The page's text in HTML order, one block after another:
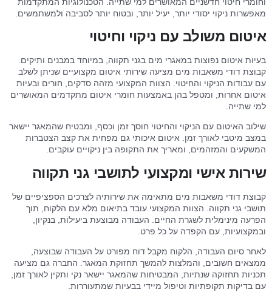
מאפשרות ניקוי יסודי יותר, יעיל יותר, ובטוח יותר לסביבה ולמשתמשים.
איטום משולב עם ניקוי וחיטוי
בעיות איטום נפוצות במאגרי מים בגני תקווה, במיוחד במבנים ותיקים.
קבוצת דודי משאבות מים מציעה שירותי איטום מקצועיים שניתן לשלב
עם עבודות הניקוי והחיטוי. הצוות המקצועי מזהה סדקים, חורים ובעיות
איטום אחרות, ומטפל בהן באמצעות חומרי איטום מתקדמים המאושרים
למי שתייה.
שילוב האיטום עם הניקוי והחיטוי חוסך זמן וכסף, ומבטיח שהמאגר יישאר
במצב מיטבי לאורך זמן. איטום איכותי גם מפחית את קצב הצטברות
המשקעים והמזהמים, ומאריך את התקופה בין ניקויים עוקבים.
שירות אישי ומקצועי לתושבי גני תקווה
קבוצת דודי משאבות מים מתאימה את שירותיה לצרכים הספציפיים של
תושבי גני תקווה. הצוות המקצועי עובד בתיאום מלא עם הלקוח, תוך
הפרעה מינימלית לשגרת החיים. העבודה מבוצעת ביעילות, בנקיון,
ובמקצועיות, עם הקפדה על כל פרט.
לאחר סיום העבודה, הלקוח מקבל דוח מפורט על העבודה שבוצעה,
ממצאים חשובים, והמלצות להמשך תחזוקת המאגר. החברה גם מציעה
תכניות תחזוקה שנתיות, המבטיחות שהמאגר יישאר נקי ותקין לאורך זמן,
עם בדיקות תקופתיות וטיפול מיידי בבעיות שמתעוררות.